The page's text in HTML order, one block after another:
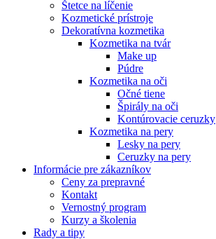
Štetce na líčenie
Kozmetické prístroje
Dekoratívna kozmetika
Kozmetika na tvár
Make up
Púdre
Kozmetika na oči
Očné tiene
Špirály na oči
Kontúrovacie ceruzky
Kozmetika na pery
Lesky na pery
Ceruzky na pery
Informácie pre zákazníkov
Ceny za prepravné
Kontakt
Vernostný program
Kurzy a školenia
Rady a tipy